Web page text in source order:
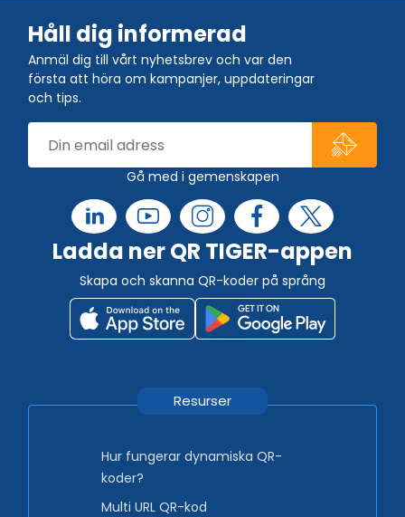
Håll dig informerad
Anmäl dig till vårt nyhetsbrev och var den
första att höra om kampanjer, uppdateringar
och tips.
Gå med i gemenskapen
Ladda ner QR TIGER-appen
Skapa och skanna QR-koder på språng
Resurser
Hur fungerar dynamiska QR-
koder?
Multi URL QR-kod